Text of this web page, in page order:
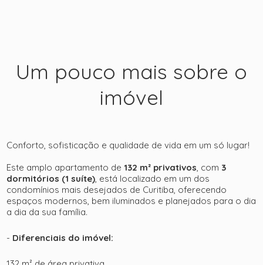
Um pouco mais sobre o
imóvel
Conforto, sofisticação e qualidade de vida em um só lugar!
Este amplo apartamento de132 m² privativos, com 3
dormitórios (1 suíte), está localizado em um dos
condomínios mais desejados de Curitiba, oferecendo
espaços modernos, bem iluminados e planejados para o dia
a dia da sua família.
- Diferenciais do imóvel: